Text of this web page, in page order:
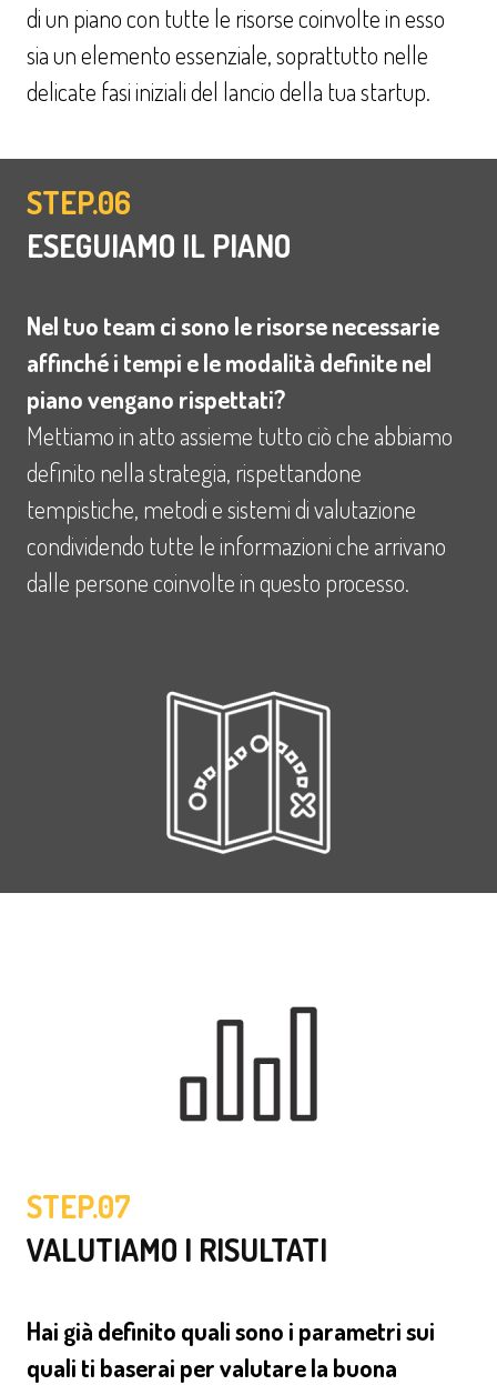
di un piano con tutte le risorse coinvolte in esso
sia un elemento essenziale, soprattutto nelle
delicate fasi iniziali del lancio della tua startup.
STEP.06
ESEGUIAMO IL PIANO
Nel tuo team ci sono le risorse necessarie
affinché i tempi e le modalità definite nel
piano vengano rispettati?
Mettiamo in atto assieme tutto ciò che abbiamo
definito nella strategia, rispettandone
tempistiche, metodi e sistemi di valutazione
condividendo tutte le informazioni che arrivano
dalle persone coinvolte in questo processo.
STEP.07
VALUTIAMO I RISULTATI
Hai già definito quali sono i parametri sui
quali ti baserai per valutare la buona